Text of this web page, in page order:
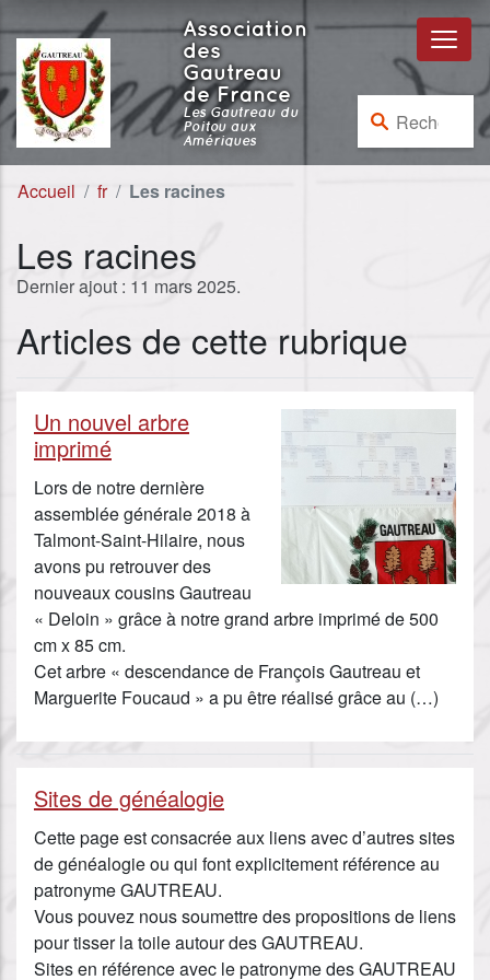
Aller au contenu
Aller à la navigation
Association
des
Gautreau
de France
Les Gautreau du
Poitou aux
Amériques
Rechercher :
Accueil fr Les racines
Les racines
Dernier ajout : 11 mars 2025.
Articles de cette rubrique
Un nouvel arbre
imprimé
Lors de notre dernière
assemblée générale 2018 à
Talmont-Saint-Hilaire, nous
avons pu retrouver des
nouveaux cousins Gautreau
« Deloin » grâce à notre grand arbre imprimé de 500
cm x 85 cm.
Cet arbre « descendance de François Gautreau et
Marguerite Foucaud » a pu être réalisé grâce au (…)
Sites de généalogie
Cette page est consacrée aux liens avec d’autres sites
de généalogie ou qui font explicitement référence au
patronyme GAUTREAU.
Vous pouvez nous soumettre des propositions de liens
pour tisser la toile autour des GAUTREAU.
Sites en référence avec le patronyme des GAUTREAU